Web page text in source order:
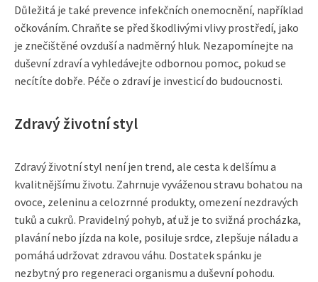
Důležitá je také prevence infekčních onemocnění, například
očkováním. Chraňte se před škodlivými vlivy prostředí, jako
je znečištěné ovzduší a nadměrný hluk. Nezapomínejte na
duševní zdraví a vyhledávejte odbornou pomoc, pokud se
necítíte dobře. Péče o zdraví je investicí do budoucnosti.
Zdravý životní styl
Zdravý životní styl není jen trend, ale cesta k delšímu a
kvalitnějšímu životu. Zahrnuje vyváženou stravu bohatou na
ovoce, zeleninu a celozrnné produkty, omezení nezdravých
tuků a cukrů. Pravidelný pohyb, ať už je to svižná procházka,
plavání nebo jízda na kole, posiluje srdce, zlepšuje náladu a
pomáhá udržovat zdravou váhu. Dostatek spánku je
nezbytný pro regeneraci organismu a duševní pohodu.